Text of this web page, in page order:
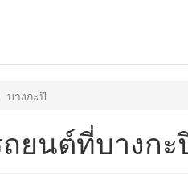
บางกะปิ
ยนต์ที่บางกะ